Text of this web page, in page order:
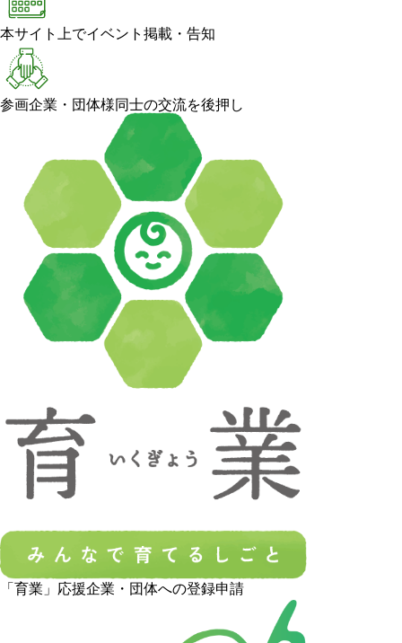
本サイト上でイベント掲載・告知
参画企業・団体様同士の交流を後押し
「育業」応援企業・団体への登録申請